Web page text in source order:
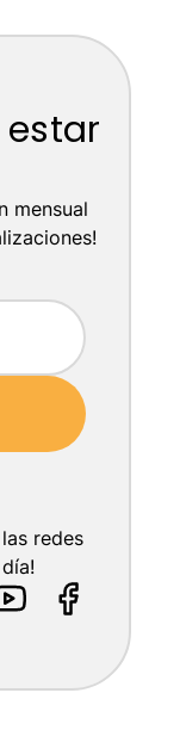
mensual
redes